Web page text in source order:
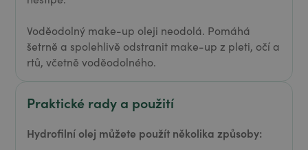
Voděodolný make-up oleji neodolá. Pomáhá
šetrně a spolehlivě odstranit make-up z pleti, očí a
rtů, včetně voděodolného.
Praktické rady a použití
Hydrofilní olej můžete použít několika způsoby: